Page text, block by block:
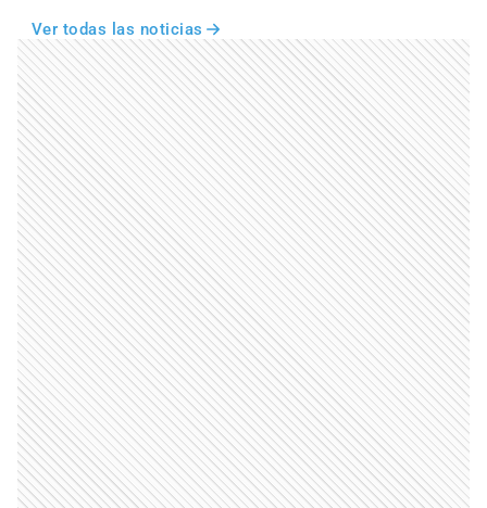
Ver todas las noticias